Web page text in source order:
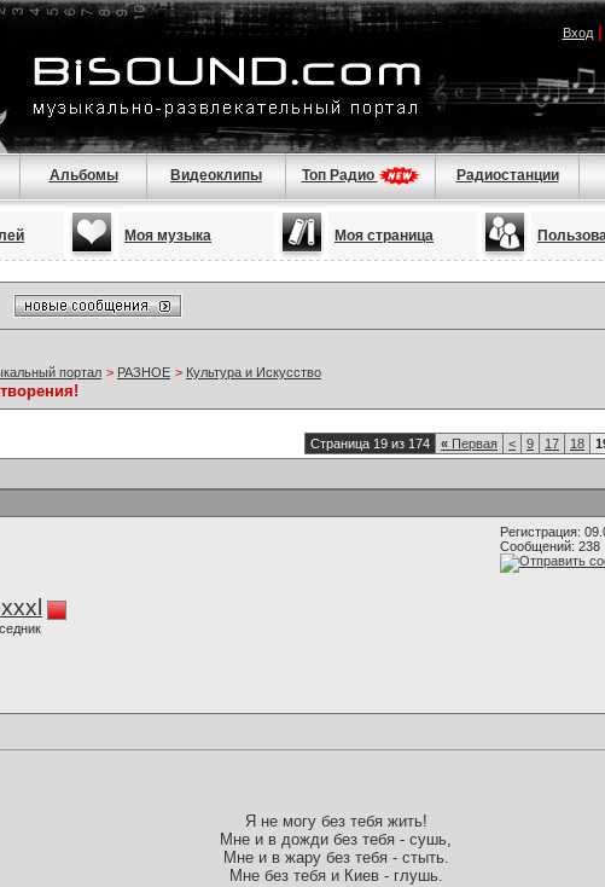
Вход|
Альбомы Видеоклипы Топ Радио Радиостанции
Моя музыка Моя страница
портал > РАЗНОЕ > Культура и Искусство
Страница 19 из 174 « Первая < 9 17 18
Регистрация:
Сообщений: 238
Я не могу без тебя жить!
Мне и в дожди без тебя - сушь,
Мне и в жару без тебя - стыть.
Мне без тебя и Киев - глушь.